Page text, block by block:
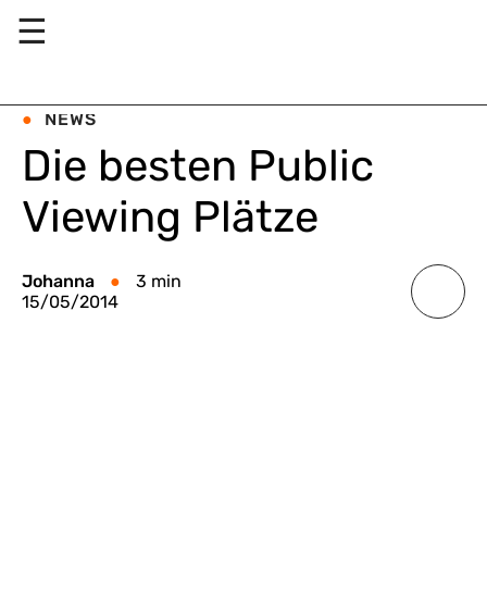
☰
NEWS
Die besten Public
Viewing Plätze
Johanna
3 min
15/05/2014